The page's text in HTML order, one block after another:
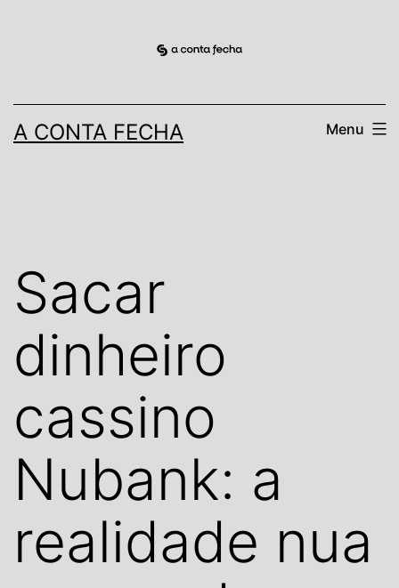
conteúdo
A CONTA FECHA Menu
Sacar
dinheiro
cassino
Nubank: a
realidade nua